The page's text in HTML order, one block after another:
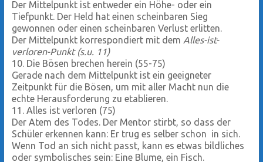
Der Mittelpunkt ist entweder ein Höhe- oder ein
Tiefpunkt. Der Held hat einen scheinbaren Sieg
gewonnen oder einen scheinbaren Verlust erlitten.
Der Mittelpunkt korrespondiert mit dem Alles-ist-
verloren-Punkt (s.u. 11)
10. Die Bösen brechen herein (55-75)
Gerade nach dem Mittelpunkt ist ein geeigneter
Zeitpunkt für die Bösen, um mit aller Macht nun die
echte Herausforderung zu etablieren.
11. Alles ist verloren (75)
Der Atem des Todes. Der Mentor stirbt, so dass der
Schüler erkennen kann: Er trug es selber schon in sich.
Wenn Tod an sich nicht passt, kann es etwas bildliches
oder symbolisches sein: Eine Blume, ein Fisch.